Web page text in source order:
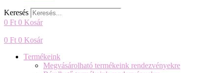
Keresés
0 Ft 0 Kosár
0 Ft 0 Kosár
Termékeink
Megvásárolható termékeink rendezvényekre